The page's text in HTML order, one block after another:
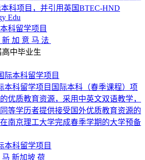
科项目，并引用英国BTEC-HND
Edu
科留学项目
新 加 意 马 法
高中毕业生
本科留学项目国际本科（春季课程）项
优质教育资源，采用中英文双语教学，
等学历者提供接受国外优质教育资源的
南京理工大学完成春季学期的大学预备
本科留学项目
马 新加坡 荷